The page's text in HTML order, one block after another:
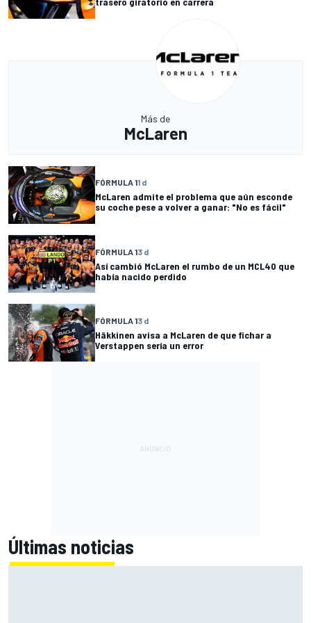
Más de
McLaren
FÓRMULA 11 d
McLaren admite el problema que aún esconde
su coche pese a volver a ganar: "No es fácil"
FÓRMULA 13 d
Así cambió McLaren el rumbo de un MCL40 que
había nacido perdido
FÓRMULA 13 d
Häkkinen avisa a McLaren de que fichar a
Verstappen sería un error
Últimas noticias